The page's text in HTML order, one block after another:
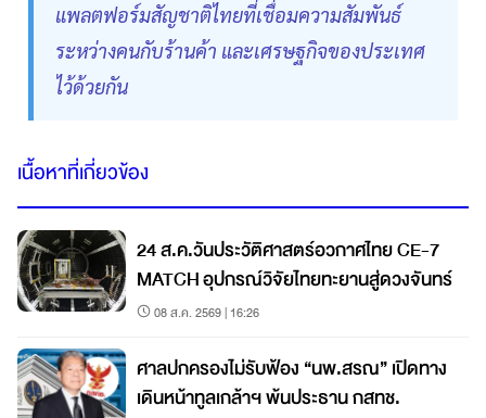
แพลตฟอร์มสัญชาติไทยที่เชื่อมความสัมพันธ์
ระหว่างคนกับร้านค้า และเศรษฐกิจของประเทศ
ไว้ด้วยกัน
เนื้อหาที่เกี่ยวข้อง
24 ส.ค.วันประวัติศาสตร์อวกาศไทย CE-7
MATCH อุปกรณ์วิจัยไทยทะยานสู่ดวงจันทร์
08 ส.ค. 2569 | 16:26
ศาลปกครองไม่รับฟ้อง “นพ.สรณ” เปิดทาง
เดินหน้าทูลเกล้าฯ พ้นประธาน กสทช.